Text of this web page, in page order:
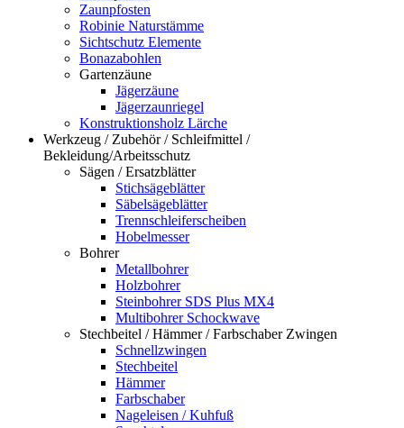
Zaunpfosten
Robinie Naturstämme
Sichtschutz Elemente
Bonazabohlen
Gartenzäune
Jägerzäune
Jägerzaunriegel
Konstruktionsholz Lärche
Werkzeug / Zubehör / Schleifmittel /
Bekleidung/Arbeitsschutz
Sägen / Ersatzblätter
Stichsägeblätter
Säbelsägeblätter
Trennschleiferscheiben
Hobelmesser
Bohrer
Metallbohrer
Holzbohrer
Steinbohrer SDS Plus MX4
Multibohrer Schockwave
Stechbeitel / Hämmer / Farbschaber Zwingen
Schnellzwingen
Stechbeitel
Hämmer
Farbschaber
Nageleisen / Kuhfuß